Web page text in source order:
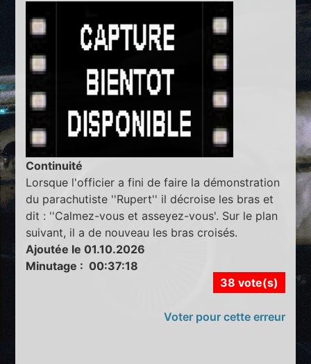
Continuité
Lorsque l'officier a fini de faire la démonstration
du parachutiste ''Rupert'' il décroise les bras et
dit : ''Calmez-vous et asseyez-vous'. Sur le plan
suivant, il a de nouveau les bras croisés.
Ajoutée le 01.10.2026
Minutage : 00:37:18
38 vote(s)
Voter pour cette erreur